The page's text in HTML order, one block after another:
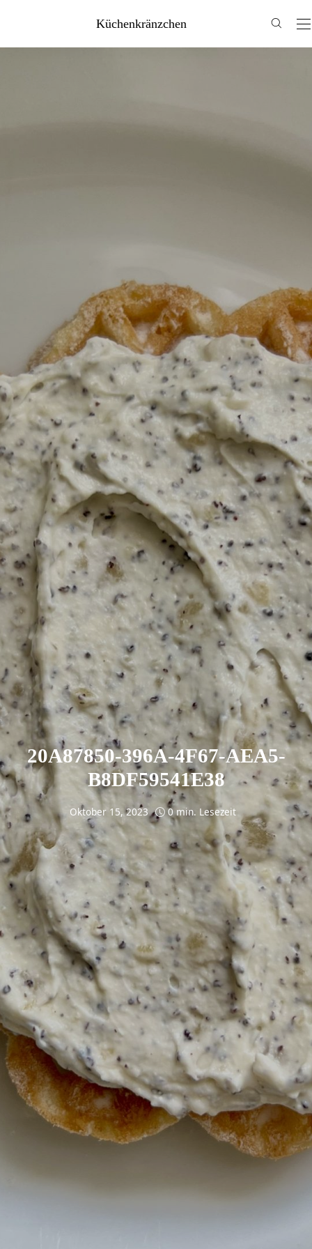
Küchenkränzchen
20A87850-396A-4F67-AEA5-
B8DF59541E38
Oktober 15, 2023 0 min. Lesezeit